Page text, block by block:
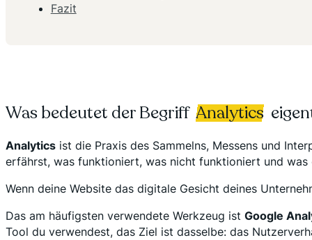
Was bedeutet der Begriff Analytics
Analytics ist die Praxis des Sammelns, Messens und
erfährst, was funktioniert, was nicht funktioniert und was
Wenn deine Website das digitale Gesicht deines
Das am häufigsten verwendete Werkzeug ist Google
Tool du verwendest, das Ziel ist dasselbe: das
Fazit